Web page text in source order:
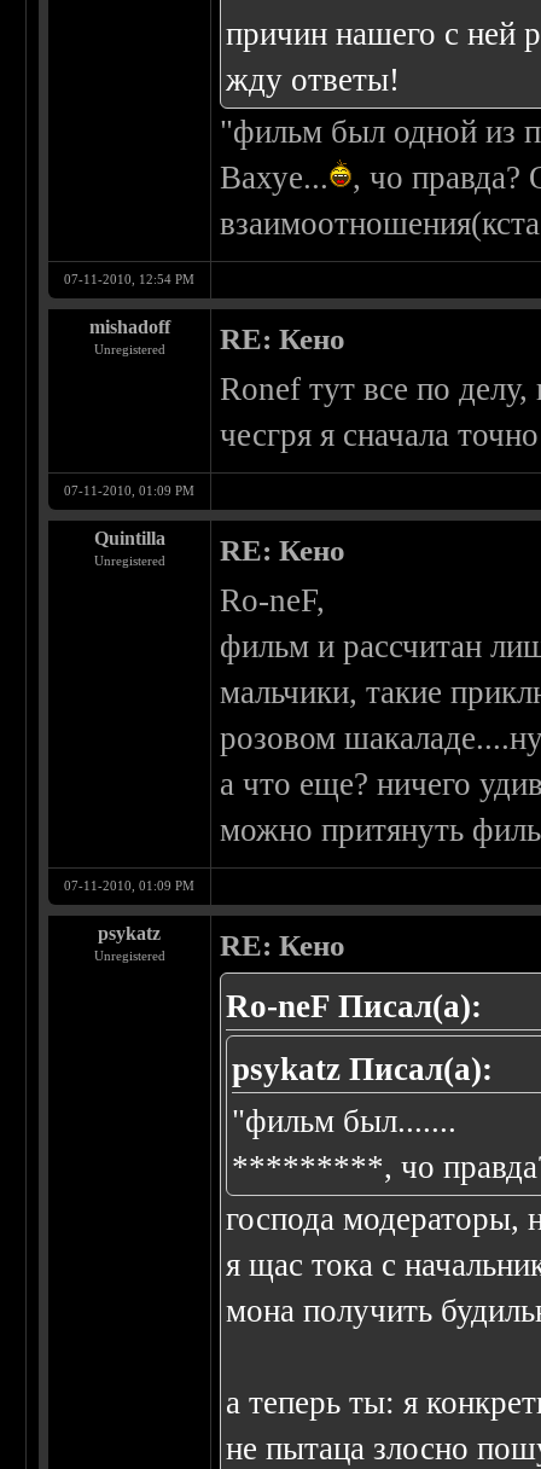
причин нашего с ней
жду ответы!
"фильм был одной из
Вахуе...
, чо правда?
07-11-2010, 12:54 PM
mishadoff
Unregistered RE: Кено
Ronef тут все по
чесгря я сначала
07-11-2010, 01:09 PM
Quintilla
Unregistered RE: Кено
Ro-neF,
фильм и рассчитан
мальчики, такие
розовом
а что еще? ничего
можно притянуть
07-11-2010, 01:09 PM
psykatz
Unregistered RE: Кено
Ro-neF Писал(а):
psykatz Писал(а):
"фильм был.......
*********, чо
господа модераторы,
я щас тока с
мона получить
а теперь ты: я
не пытаца злосно